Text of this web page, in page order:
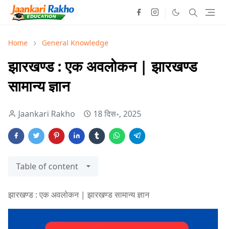
Home General Knowledge
झारखण्ड : एक अवलोकन | झारखण्ड
सामान्य ज्ञान
Jaankari Rakho 18 दिस॰, 2025
Table of content
झारखण्ड : एक अवलोकन | झारखण्ड सामान्य ज्ञान